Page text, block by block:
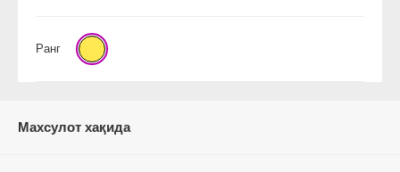
Ранг
Махсулот хақида